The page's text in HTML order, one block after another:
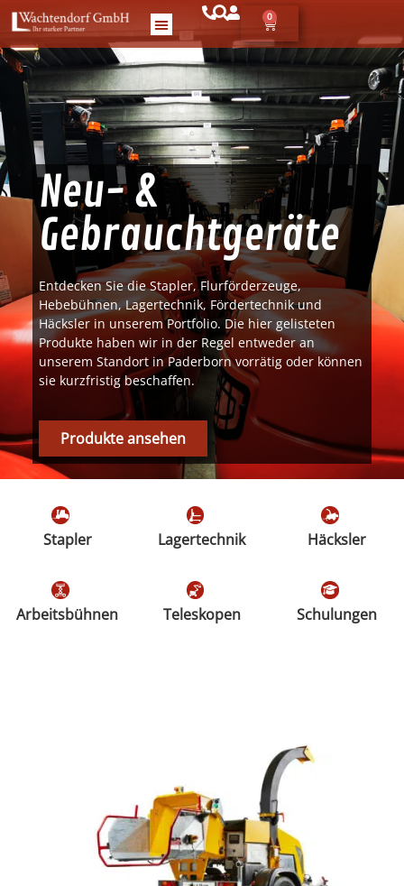
0
Neu- &
Gebraucht­geräte
Entdecken Sie die Stapler, Flurförderzeuge,
Hebebühnen, Lagertechnik, Fördertechnik und
Häcksler in unserem Portfolio. Die hier gelisteten
Produkte haben wir in der Regel entweder an
unserem Standort in Paderborn vorrätig oder können
sie kurzfristig beschaffen.
Produkte ansehen
Stapler Lagertechnik Häcksler
Arbeitsbühnen Teleskopen Schulungen